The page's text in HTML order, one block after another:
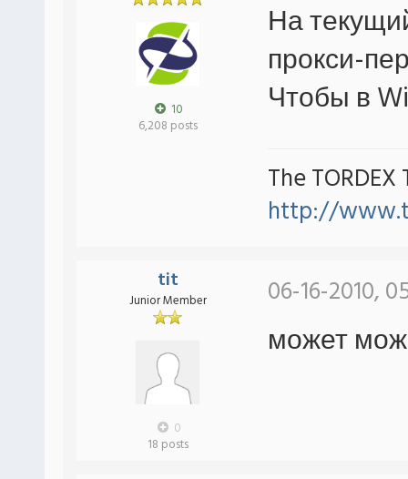
10
6,208 posts
На
прокси-
Чтобы в
The TORDEX
http://
tit
Junior Member
0
18 posts
06-16-2010,
может